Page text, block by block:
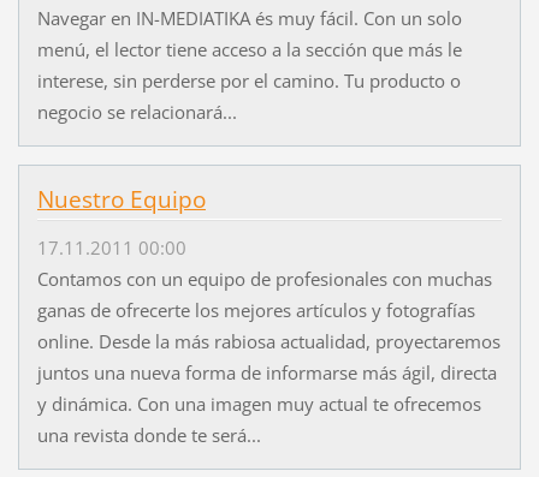
Navegar en IN-MEDIATIKA és muy fácil. Con un solo
menú, el lector tiene acceso a la sección que más le
interese, sin perderse por el camino. Tu producto o
negocio se relacionará...
Nuestro Equipo
17.11.2011 00:00
Contamos con un equipo de profesionales con muchas
ganas de ofrecerte los mejores artículos y fotografías
online. Desde la más rabiosa actualidad, proyectaremos
juntos una nueva forma de informarse más ágil, directa
y dinámica. Con una imagen muy actual te ofrecemos
una revista donde te será...